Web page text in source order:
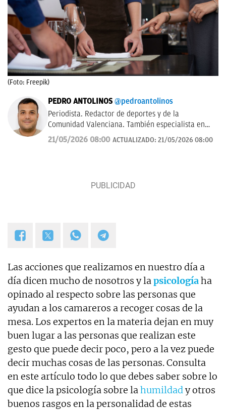
(Foto: Freepik)
PEDRO ANTOLINOS @pedroantolinos
Periodista. Redactor de deportes y de la
Comunidad Valenciana. También especialista en
SEO. En OKDIARIO desde 2017.
21/05/2026 08:00 ACTUALIZADO: 21/05/2026 08:00
Las acciones que realizamos en nuestro día a
día dicen mucho de nosotros y lapsicologíaha
opinado al respecto sobre las personas que
ayudan a los camareros a recoger cosas de la
mesa. Los expertos en la materia dejan en muy
buen lugar a las personas que realizan este
gesto que puede decir poco, pero a la vez puede
decir muchas cosas de las personas. Consulta
en este artículo todo lo que debes saber sobre lo
que dice la psicología sobre lahumildady otros
buenos rasgos en la personalidad de estas